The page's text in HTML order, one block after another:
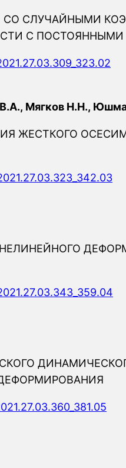
СО СЛУЧАЙНЫМИ
С
Мягков Н.Н.,
ЖЕСТКОГО